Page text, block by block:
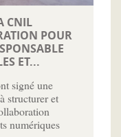
CNIL
POUR
ET...
signé une
structurer et
numériques